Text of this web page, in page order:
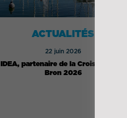
ACTUALITÉS
22 juin 2026
IDEA, partenaire de la Croisière Pen-
Bron 2026